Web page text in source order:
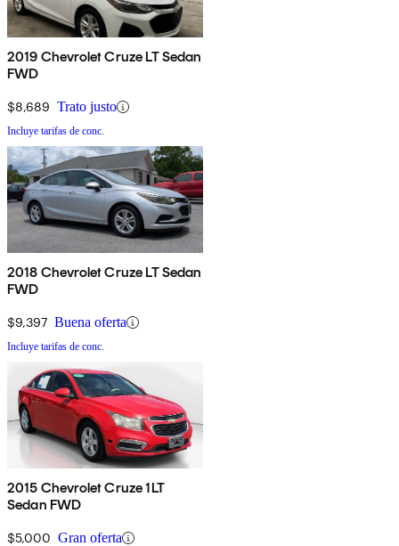
2019 Chevrolet Cruze LT Sedan
FWD
$8,689 Trato justo
Incluye tarifas de conc.
2018 Chevrolet Cruze LT Sedan
FWD
$9,397 Buena oferta
Incluye tarifas de conc.
2015 Chevrolet Cruze 1LT
Sedan FWD
$5,000 Gran oferta